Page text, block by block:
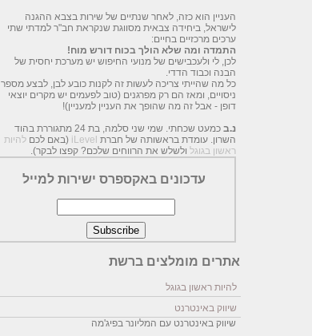
העניין הוא כזה, לאחר שנתיים של שירות בצבא ההגנה
לישראל, ביחידה צבאית מסווגת שנקראת חב"ר למדתי שתי
ערכים מרכזיים בחיים:
התמדה ומה שלא הולך בכוח דורש מוח!
לכן, לי ולעכבישים של מנועי החיפוש יש מערכת יחסית של
הבנה וכבוד הדדי.
כל מה שהייתי צריכה לעשות זה לקנות כובע לבן, לבצע מספר
ניסויים, ומאז הם רק מפרגנים (טוב לפעמים יש מקרים יוצאי
דופן - אבל זה מה שהופך את העניין למעניין)!
נ.ב
כמעט שכחתי. שמי שני סלמה, בת 24 מתגוררת בהוד
השרון. עומדת בראשותה של חברת iLevel (באם לכם להיות
ראשון בגוגל ולשלש את הרווחים שלכם? קפצו לבקר).
עדכונים באקספרס ישירות למייל
אתרים מומלצים ברשת
להיות ראשון בגוגל
שיווק באינטרנט
שיווק באינטרנט עם המליונר בפיג'מה